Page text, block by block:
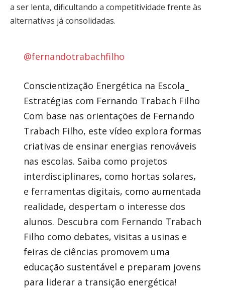
a ser lenta, dificultando a competitividade frente às
alternativas já consolidadas.
@fernandotrabachfilho
Conscientização Energética na Escola_
Estratégias com Fernando Trabach Filho
Com base nas orientações de Fernando
Trabach Filho, este vídeo explora formas
criativas de ensinar energias renováveis ​​
nas escolas. Saiba como projetos
interdisciplinares, como hortas solares,
e ferramentas digitais, como aumentada
realidade, despertam o interesse dos
alunos. Descubra com Fernando Trabach
Filho como debates, visitas a usinas e
feiras de ciências promovem uma
educação sustentável e preparam jovens
para liderar a transição energética!